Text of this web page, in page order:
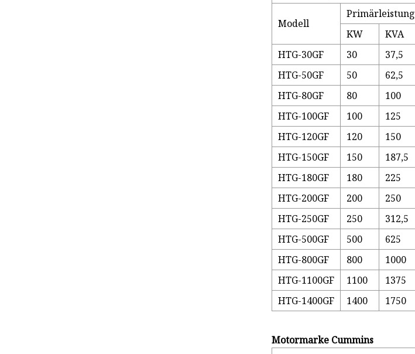
Modell
Primärleistung
KW
KVA
HTG-30GF
30 37,5
HTG-50GF
50 62,5
HTG-80GF
80 100
HTG-100GF
100 125
HTG-120GF
120 150
HTG-150GF
150 187,5
HTG-180GF
180 225
HTG-200GF
200 250
HTG-250GF
250 312,5
HTG-500GF
500 625
HTG-800GF
800 1000
HTG-1100GF
1100 1375
HTG-1400GF
1400 1750
Motormarke Cummins